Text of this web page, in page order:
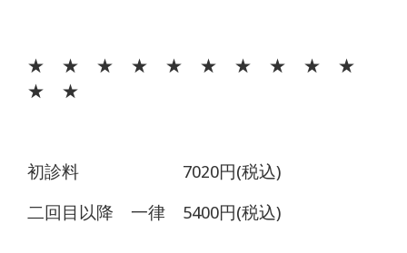
★ ★ ★ ★ ★ ★ ★ ★ ★ ★
★ ★
初診料 7020円(税込)
二回目以降 一律 5400円(税込)